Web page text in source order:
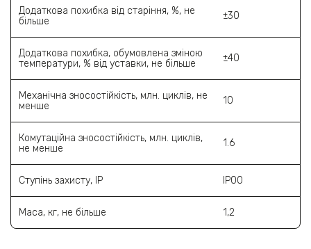
Додаткова похибка від старіння, %, не
більше
±30
Додаткова похибка, обумовлена зміною
температури, % від уставки, не більше
±40
Механічна зносостійкість, млн. циклів, не
менше
10
Комутаційна зносостійкість, млн. циклів,
не менше
1.6
Ступінь захисту, IP IP00
Маса, кг, не більше 1,2